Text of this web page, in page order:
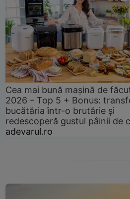
Cea mai bună mașină de
2026 – Top 5 + Bonus:
bucătăria într-o brutărie și
redescoperă gustul pâinii de
adevarul.ro